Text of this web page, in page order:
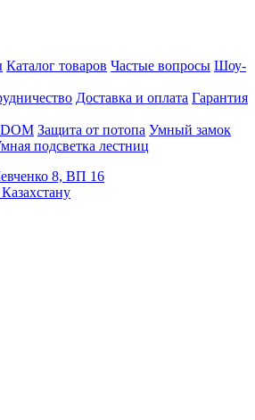
Каталог товаров Частые вопросы Шоу-
Доставка и оплата Гарантия
Защита от потопа Умный замок
подсветка лестниц
8, ВП 16